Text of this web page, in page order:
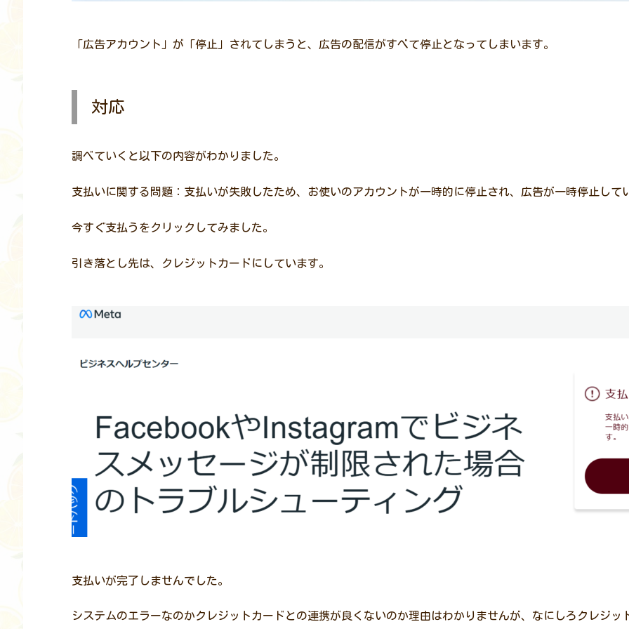
「広告アカウント」が「停止」されてしまうと、広告の配信がすべて停止となってしまいます。
対応
調べていくと以下の内容がわかりました。
支払いに関する問題：支払いが失敗したため、お使いのアカウントが一時的に停止され、広告が一時停止して
今すぐ支払うをクリックしてみました。
引き落とし先は、クレジットカードにしています。
支払いが完了しませんでした。
システムのエラーなのかクレジットカードとの連携が良くないのか理由はわかりませんが、なにしろクレジ